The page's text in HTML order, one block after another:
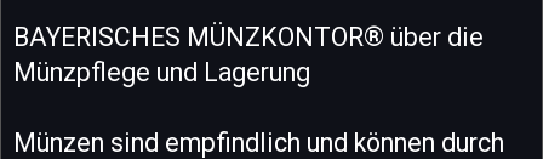
BAYERISCHES MÜNZKONTOR® über die
Münzpflege und Lagerung
Münzen sind empfindlich und können durch